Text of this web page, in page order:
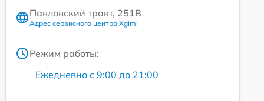
Павловский тракт, 251В
Адрес сервисного центра Xgimi
Режим работы:
Ежедневно с 9:00 до 21:00